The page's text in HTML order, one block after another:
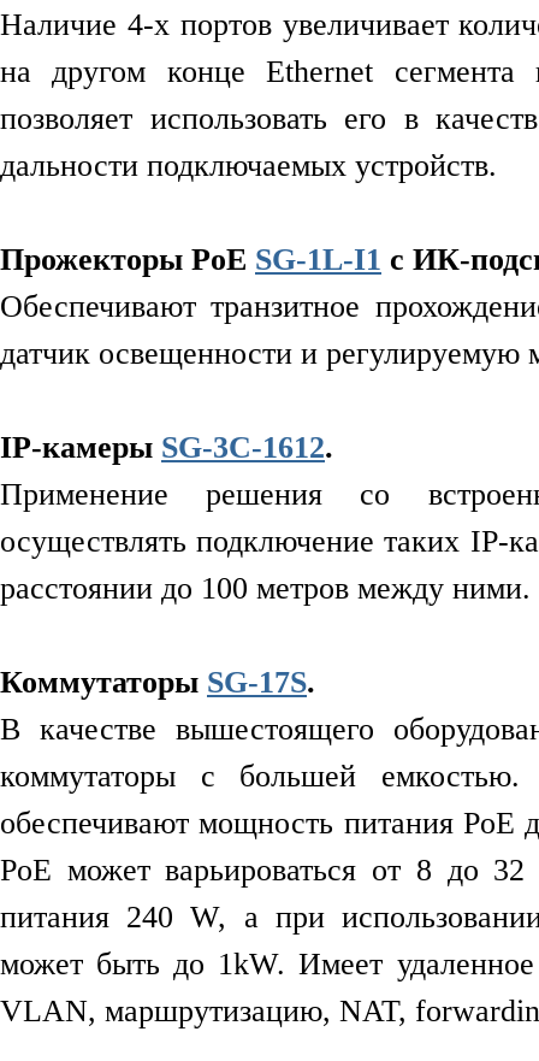
Наличие 4-х портов увеличивает
на другом конце Ethernet сегмента
позволяет использовать его в
дальности подключаемых устройств.
Прожекторы PoE SG-1L-I1 с ИК-
Обеспечивают транзитное
датчик освещенности и регулируемую
IP-камеры SG-3C-1612.
Применение решения со
осуществлять подключение таких IP-
расстоянии до 100 метров между ними.
Коммутаторы SG-17S.
В качестве вышестоящего
коммутаторы с большей
обеспечивают мощность питания PoE
PoE может варьироваться от 8 до
питания 240 W, а при
может быть до 1kW. Имеет
VLAN, маршрутизацию, NAT,